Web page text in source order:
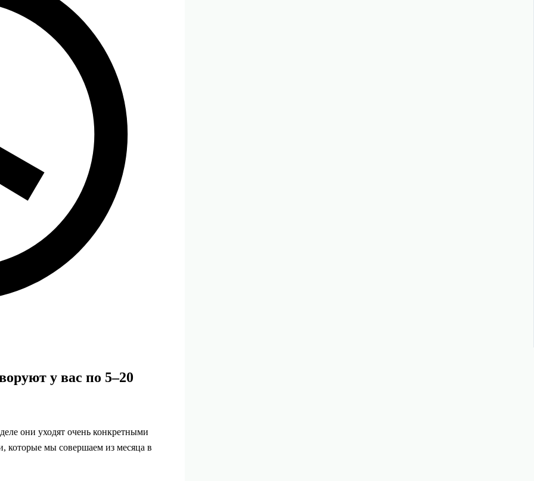
у вас по 5–20
они уходят очень конкретными
мы совершаем из месяца в